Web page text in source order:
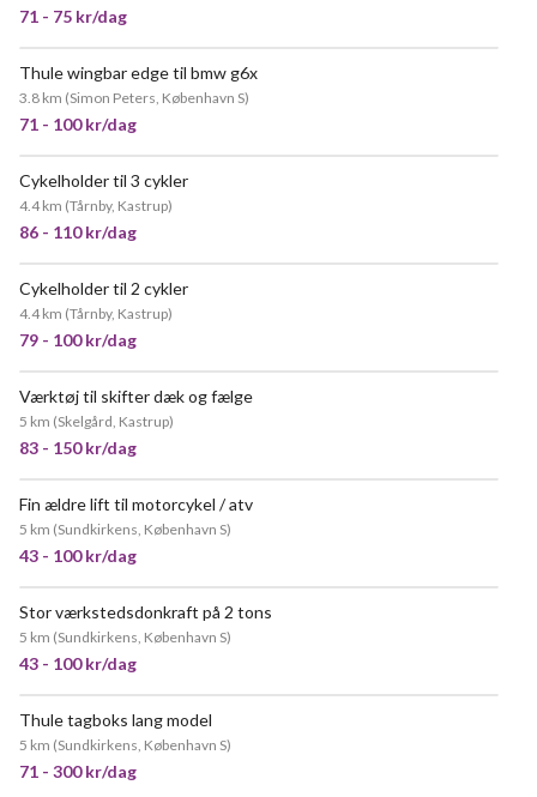
71 - 75 kr/dag
Thule wingbar edge til bmw g6x
3.8 km (Simon Peters, København S)
71 - 100 kr/dag
Cykelholder til 3 cykler
4.4 km (Tårnby, Kastrup)
86 - 110 kr/dag
Cykelholder til 2 cykler
4.4 km (Tårnby, Kastrup)
79 - 100 kr/dag
Værktøj til skifter dæk og fælge
5 km (Skelgård, Kastrup)
83 - 150 kr/dag
Fin ældre lift til motorcykel / atv
5 km (Sundkirkens, København S)
43 - 100 kr/dag
Stor værkstedsdonkraft på 2 tons
5 km (Sundkirkens, København S)
43 - 100 kr/dag
Thule tagboks lang model
5 km (Sundkirkens, København S)
71 - 300 kr/dag